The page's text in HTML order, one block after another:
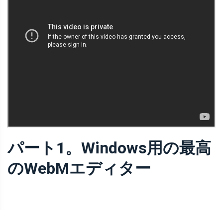
パート1。Windows用の最高
のWebMエディター